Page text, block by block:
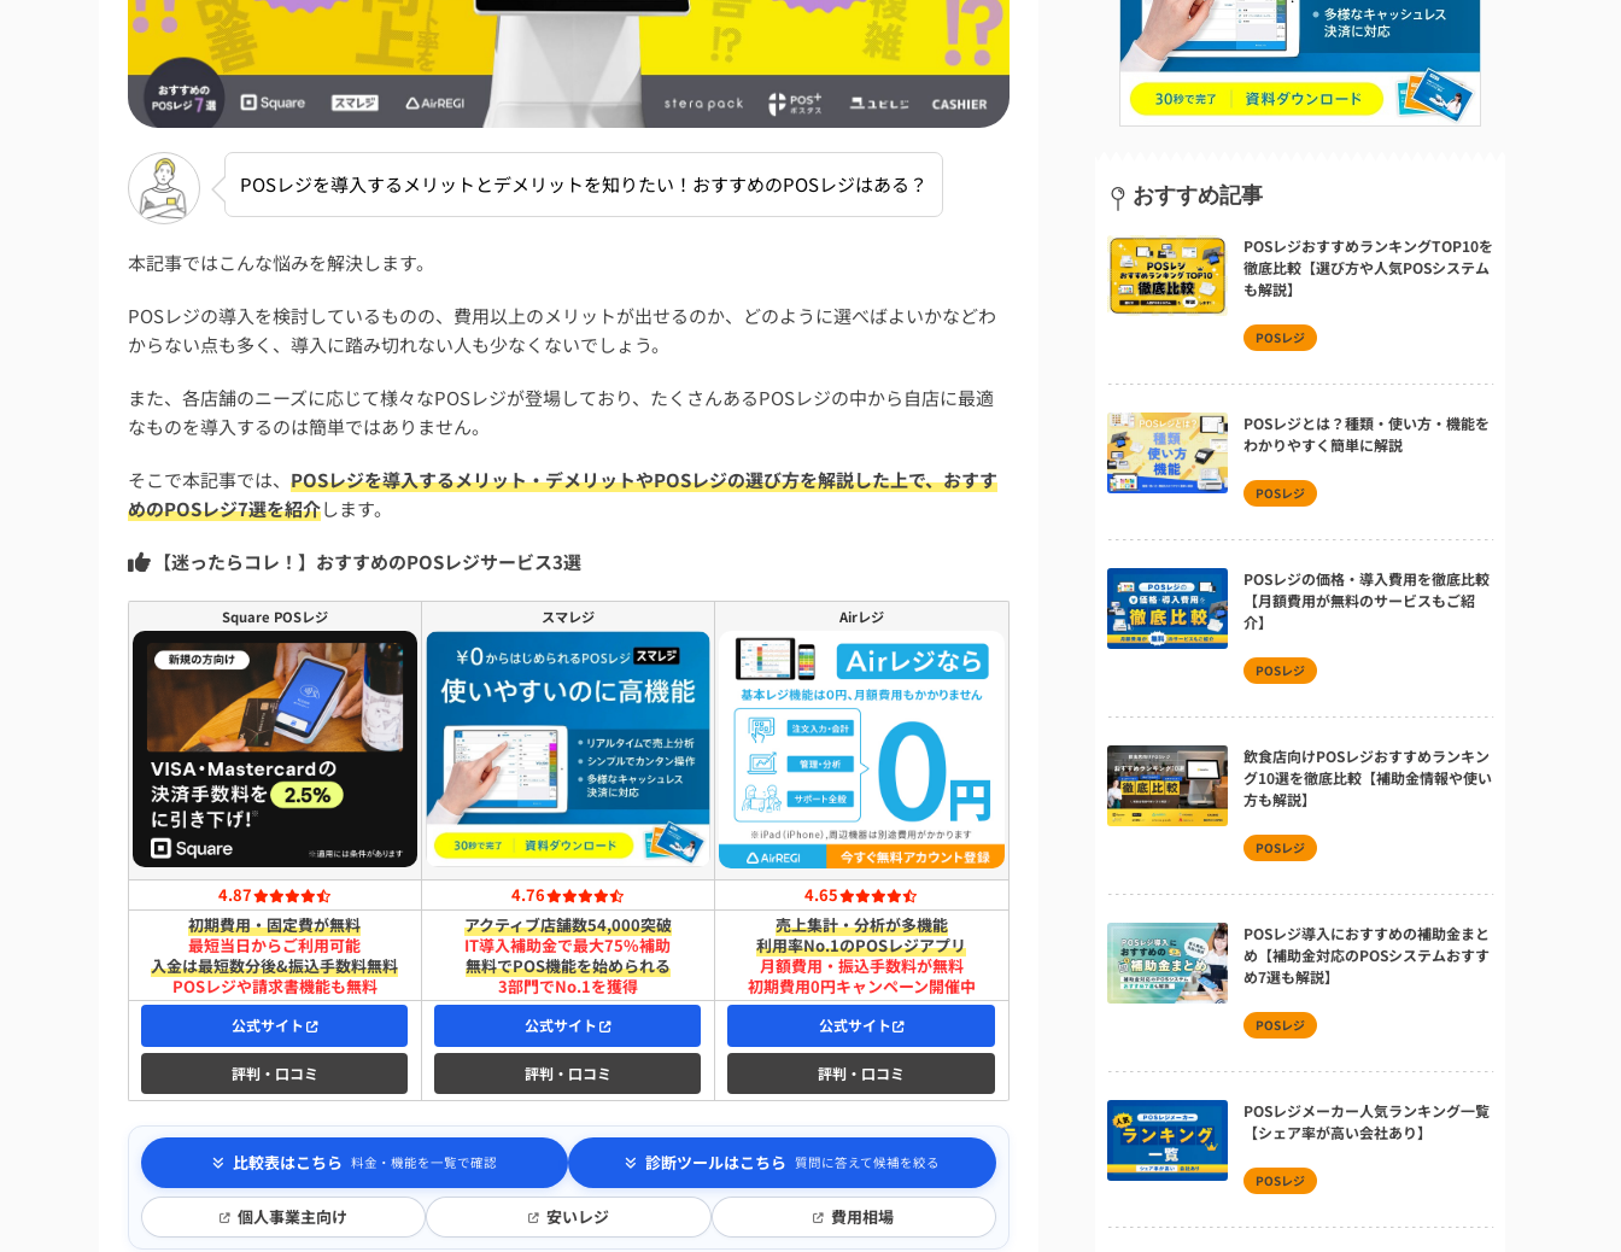
POSレジを導入するメリットとデメリットを知りたい！おすすめのPOSレジはある？
本記事ではこんな悩みを解決します。
POSレジの導入を検討しているものの、費用以上のメリットが出せるのか、どのように選べばよいかなどわ
からない点も多く、導入に踏み切れない人も少なくないでしょう。
また、各店舗のニーズに応じて様々なPOSレジが登場しており、たくさんあるPOSレジの中から自店に最適
なものを導入するのは簡単ではありません。
そこで本記事では、 POSレジを導入するメリット・デメリットやPOSレジの選び方を解説した上で、おすす
めのPOSレジ7選を紹介します。
【迷ったらコレ！】おすすめのPOSレジサービス3選
Square POSレジ スマレジ Airレジ
4.87 4.76
4.65
初期費用・固定費が無料
最短​当日から​ご利用可能
入金は​最短​数分後&振込手数料無料
POSレジや請求書機能も無料
アクティブ店舗数54,000突破
IT導入補助金で最大75%補助
無料でPOS機能を始められる
3部門でNo.1を獲得
売上集計・分析が多機能
利用率No.1のPOSレジアプリ
月額費用・振込手数料が無料
初期費用0円キャンペーン開催中
公式サイト
評判・口コミ
公式サイト
評判・口コミ
公式サイト
評判・口コミ
比較表はこちら 料金・機能を一覧で確認 診断ツールはこちら 質問に答えて候補を絞る
個人事業主向け 安いレジ 費用相場
おすすめ記事
POSレジおすすめランキングTOP10を
徹底比較【選び方や人気POSシステム
も解説】
POSレジ
POSレジとは？種類・使い方・機能を
わかりやすく簡単に解説
POSレジ
POSレジの価格・導入費用を徹底比較
【月額費用が無料のサービスもご紹
介】
POSレジ
飲食店向けPOSレジおすすめランキン
グ10選を徹底比較【補助金情報や使い
方も解説】
POSレジ
POSレジ導入におすすめの補助金まと
め【補助金対応のPOSシステムおすす
め7選も解説】
POSレジ
POSレジメーカー人気ランキング一覧
【シェア率が高い会社あり】
POSレジ